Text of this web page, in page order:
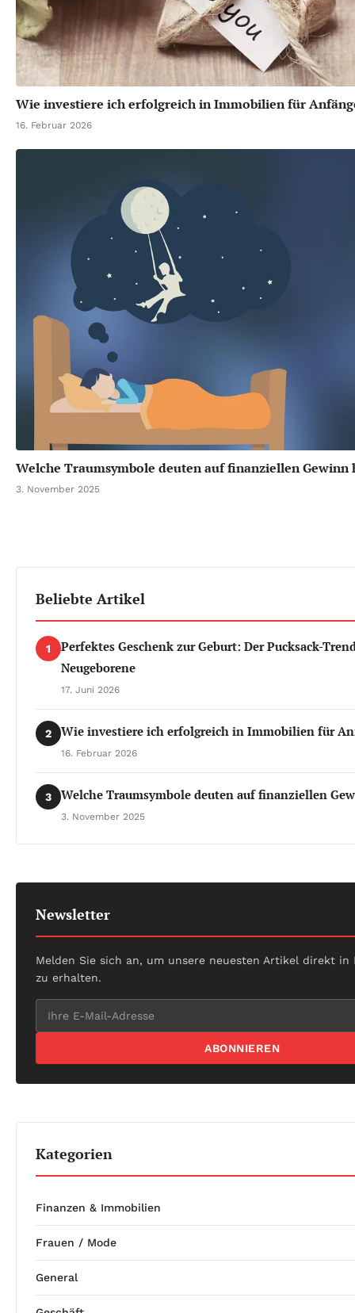
Wie investiere ich erfolgreich in Immobilien für
16. Februar 2026
Welche Traumsymbole deuten auf finanziellen Gewinn
3. November 2025
Beliebte Artikel
1
Perfektes Geschenk zur Geburt: Der Pucksack-
Neugeborene
17. Juni 2026
2 Wie investiere ich erfolgreich in Immobilien für
16. Februar 2026
3 Welche Traumsymbole deuten auf finanziellen
3. November 2025
Newsletter
Melden Sie sich an, um unsere neuesten Artikel direkt in
zu erhalten.
ABONNIEREN
Kategorien
Finanzen & Immobilien
Frauen / Mode
General